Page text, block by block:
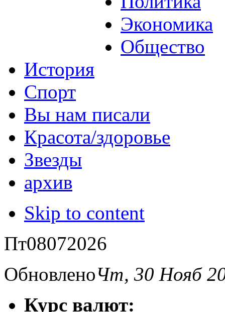
Экономика
Общество
История
Спорт
Вы нам писали
Красота/здоровье
Звезды
архив
Skip to content
Пт08072026
ОбновленоЧт, 30 Нояб
Курс валют: